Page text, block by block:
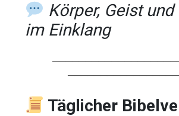
Körper, Geist und
im Einklang
Täglicher